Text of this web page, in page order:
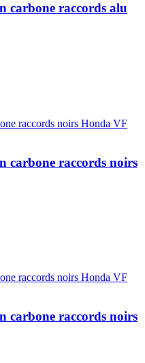
carbone raccords alu
carbone raccords noirs
carbone raccords noirs